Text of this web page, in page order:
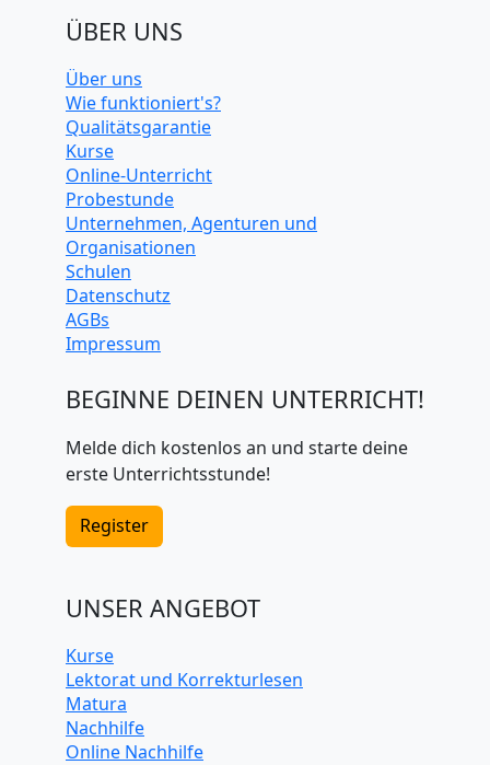
ÜBER UNS
Über uns
Wie funktioniert's?
Qualitätsgarantie
Kurse
Online-Unterricht
Probestunde
Unternehmen, Agenturen und
Organisationen
Schulen
Datenschutz
AGBs
Impressum
BEGINNE DEINEN UNTERRICHT!
Melde dich kostenlos an und starte deine
erste Unterrichtsstunde!
Register
UNSER ANGEBOT
Kurse
Lektorat und Korrekturlesen
Matura
Nachhilfe
Online Nachhilfe